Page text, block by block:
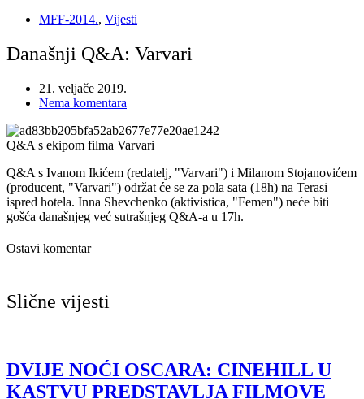
MFF-2014., Vijesti
Današnji Q&A: Varvari
21. veljače 2019.
Nema komentara
Q&A s ekipom filma Varvari
Q&A s Ivanom Ikićem (redatelj, "Varvari") i Milanom Stojanovićem
(producent, "Varvari") održat će se za pola sata (18h) na Terasi
ispred hotela. Inna Shevchenko (aktivistica, "Femen") neće biti
gošća današnjeg već sutrašnjeg Q&A-a u 17h.
Ostavi komentar
Slične vijesti
DVIJE NOĆI OSCARA: CINEHILL U
KASTVU PREDSTAVLJA FILMOVE